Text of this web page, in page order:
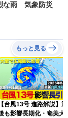
な雨 気象防災
もっと見る
【台風13号 進路解説】
も影響長期化・奄美大